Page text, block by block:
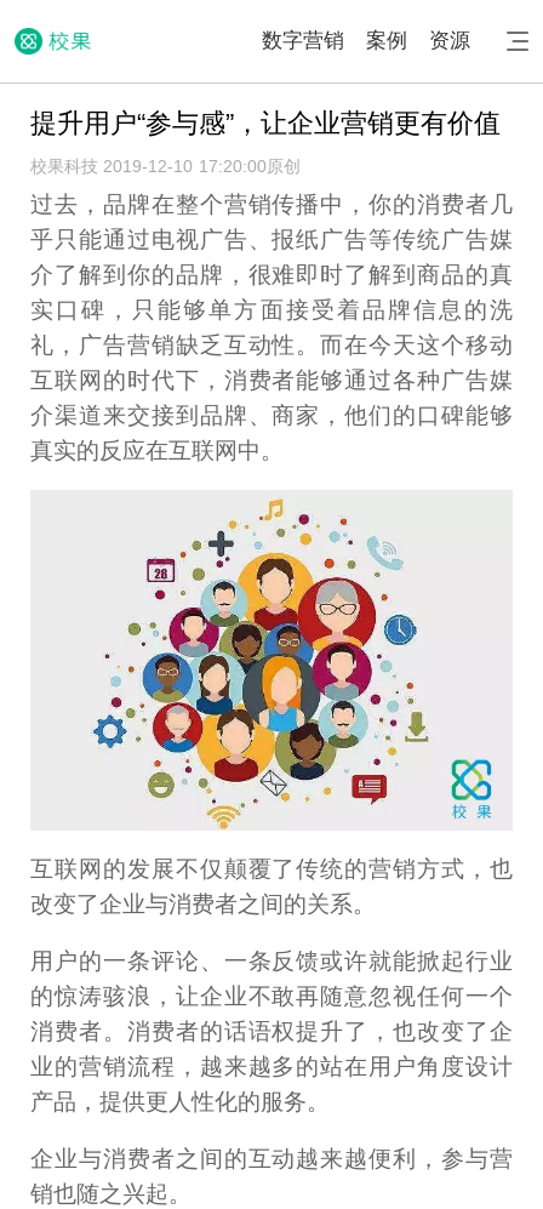
数字营销 案例 资源
提升用户“参与感”，让企业营销更有价值
校果科技 2019-12-10 17:20:00原创
过去，品牌在整个营销传播中，你的消费者几
乎只能通过电视广告、报纸广告等传统广告媒
介了解到你的品牌，很难即时了解到商品的真
实口碑，只能够单方面接受着品牌信息的洗
礼，广告营销缺乏互动性。而在今天这个移动
互联网的时代下，消费者能够通过各种广告媒
介渠道来交接到品牌、商家，他们的口碑能够
真实的反应在互联网中。
互联网的发展不仅颠覆了传统的营销方式，也
改变了企业与消费者之间的关系。
用户的一条评论、一条反馈或许就能掀起行业
的惊涛骇浪，让企业不敢再随意忽视任何一个
消费者。消费者的话语权提升了，也改变了企
业的营销流程，越来越多的站在用户角度设计
产品，提供更人性化的服务。
企业与消费者之间的互动越来越便利，参与营
销也随之兴起。